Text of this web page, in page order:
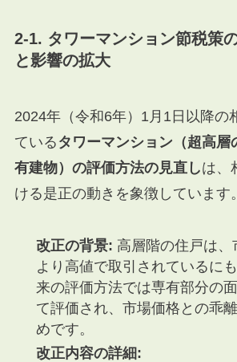
2-1. タワーマンション節税策
と影響の拡大
2024年（令和6年）1月1日以降の
ている タワーマンション（超高層
有建物）の評価方法の見直しは、
ける是正の動きを象徴しています。
改正の背景: 高層階の住戸は
より高値で取引されているに
来の評価方法では専有部分の
て評価され、市場価格との乖
めです。
改正内容の詳細: